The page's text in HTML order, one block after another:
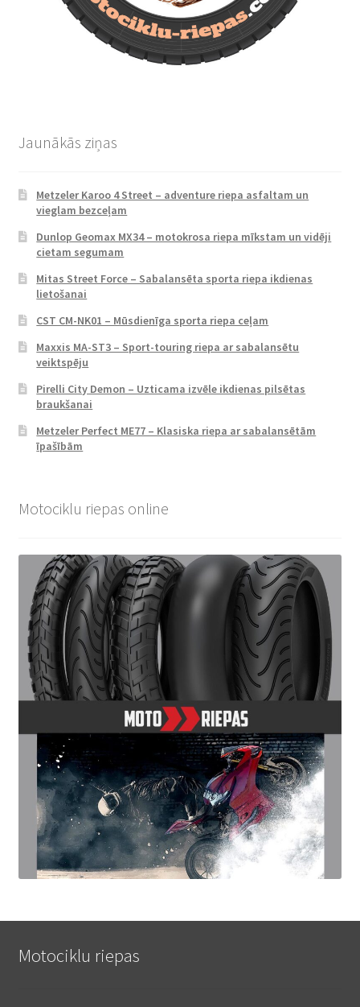
Jaunākās ziņas
Metzeler Karoo 4 Street – adventure riepa asfaltam un
vieglam bezceļam
Dunlop Geomax MX34 – motokrosa riepa mīkstam un vidēji
cietam segumam
Mitas Street Force – Sabalansēta sporta riepa ikdienas
lietošanai
CST CM-NK01 – Mūsdienīga sporta riepa ceļam
Maxxis MA-ST3 – Sport-touring riepa ar sabalansētu
veiktspēju
Pirelli City Demon – Uzticama izvēle ikdienas pilsētas
braukšanai
Metzeler Perfect ME77 – Klasiska riepa ar sabalansētām
īpašībām
Motociklu riepas online
Motociklu riepas